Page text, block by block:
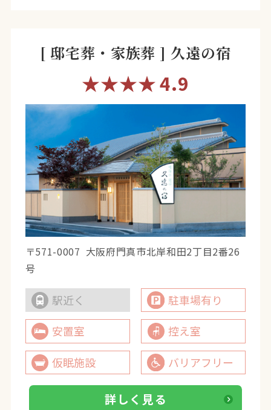
[ 邸宅葬・家族葬 ] 久遠の宿
★★★★4.9
〒571-0007 大阪府門真市北岸和田2丁目2番26
号
駅近く
駐車場有り
安置室
控え室
仮眠施設
バリアフリー
詳しく見る